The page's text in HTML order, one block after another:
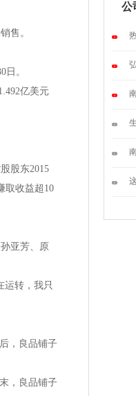
售。
。
亿美元
股东2015
取收益超10
亚芳、原
转，我只
，良品铺子
，良品铺子
公
1
2
3
4
6